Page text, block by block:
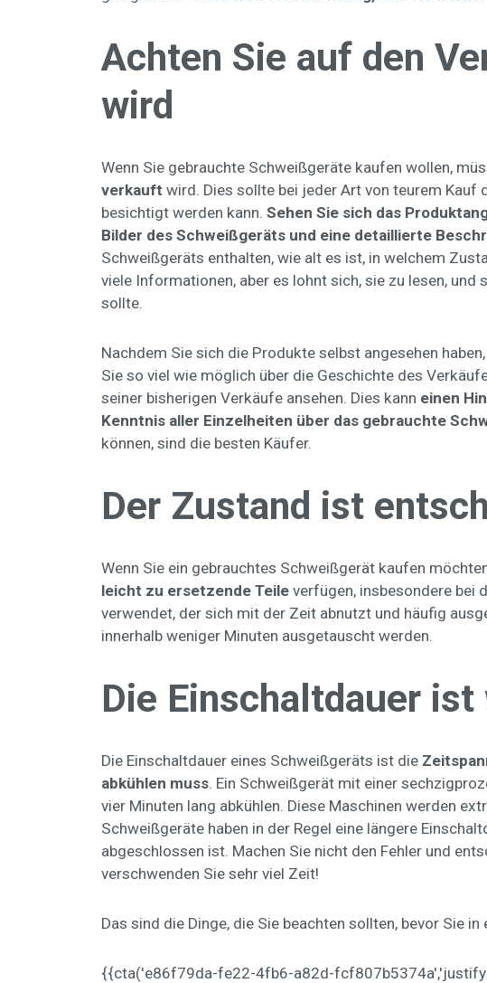
Achten Sie auf den
wird
Wenn Sie gebrauchte Schweißgeräte kaufen wollen,
verkauft wird. Dies sollte bei jeder Art von teurem Kauf
besichtigt werden kann. Sehen Sie sich das
Bilder des Schweißgeräts und eine detaillierte
Schweißgeräts enthalten, wie alt es ist, in welchem
viele Informationen, aber es lohnt sich, sie zu lesen,
sollte.
Nachdem Sie sich die Produkte selbst angesehen
Sie so viel wie möglich über die Geschichte des
seiner bisherigen Verkäufe ansehen. Dies kann einen
Kenntnis aller Einzelheiten über das gebrauchte
können, sind die besten Käufer.
Der Zustand ist
Wenn Sie ein gebrauchtes Schweißgerät kaufen
leicht zu ersetzende Teile verfügen, insbesondere bei
verwendet, der sich mit der Zeit abnutzt und häufig
innerhalb weniger Minuten ausgetauscht werden.
Die Einschaltdauer
Die Einschaltdauer eines Schweißgeräts ist die
abkühlen muss. Ein Schweißgerät mit einer
vier Minuten lang abkühlen. Diese Maschinen werden
Schweißgeräte haben in der Regel eine längere
abgeschlossen ist. Machen Sie nicht den Fehler und
verschwenden Sie sehr viel Zeit!
Das sind die Dinge, die Sie beachten sollten, bevor Sie
{{cta('e86f79da-fe22-4fb6-a82d-